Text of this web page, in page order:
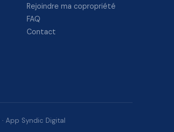
Rejoindre ma copropriété
FAQ
Contact
· App Syndic Digital